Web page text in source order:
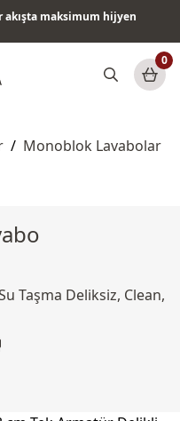
maksimum hijyen
0
/ Monoblok Lavabolar
Taşma Deliksiz, Clean,